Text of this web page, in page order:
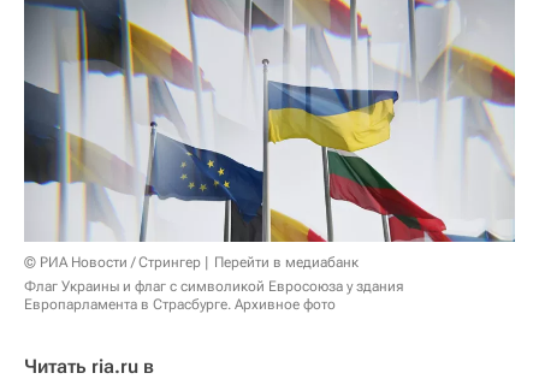
© РИА Новости / Стрингер
Перейти в медиабанк
Флаг Украины и флаг с символикой Евросоюза у здания
Европарламента в Страсбурге. Архивное фото
Читать ria.ru в